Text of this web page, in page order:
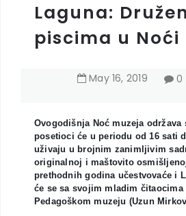
Laguna:
piscima u Noći
May 16, 2019 0
Ovogodišnja Noć muzeja održava
posetioci će u periodu od 16 sati
uživaju u brojnim zanimljivim
originalnoj i maštovito
prethodnih godina učestvovaće i
će se sa svojim mladim
Pedagoškom muzeju (Uzun